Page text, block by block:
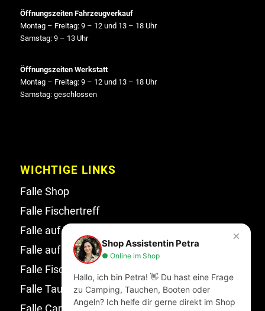
Öffnungszeiten Fahrzeugverkauf
Montag – Freitag: 9 – 12 und 13 – 18 Uhr
Samstag: 9 – 13 Uhr
Öffnungszeiten Werkstatt
Montag – Freitag: 9 – 12 und 13 – 18 Uhr
Samstag: geschlossen
WICHTIGE LINKS
Falle Shop
Falle Fischertreff
Falle auf Facebook
Falle auf Instagram
Falle Fischertreff auf Facebook
Falle Tauchsport auf Facebook
×
Shop Assistentin Petra
● Online im Shop
Hallo, ich bin Petra! 👋 Du hast eine Frage
zu Camping, Tauchen, Booten oder
Angeln? Ich helfe dir gerne direkt im Shop